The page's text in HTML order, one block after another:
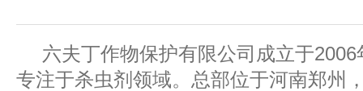
六夫丁作物保护有限公司成立于
专注于杀虫剂领域。总部位于河南郑州